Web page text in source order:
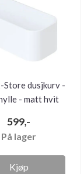
Store dusjkurv -
- matt hvit
599,-
På lager
Kjøp